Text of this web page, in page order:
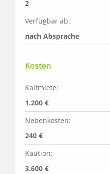
2
Verfügbar ab:
nach Absprache
Kosten
Kaltmiete:
1.200 €
Nebenkosten:
240 €
Kaution:
3.600 €